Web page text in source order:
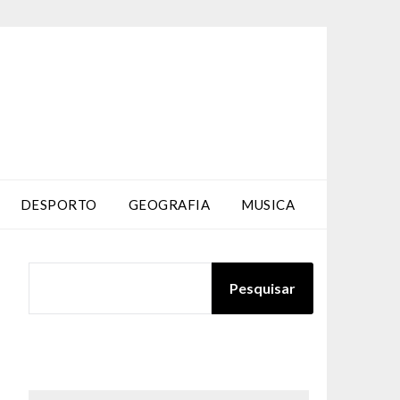
DESPORTO GEOGRAFIA MUSICA
Pesquisar